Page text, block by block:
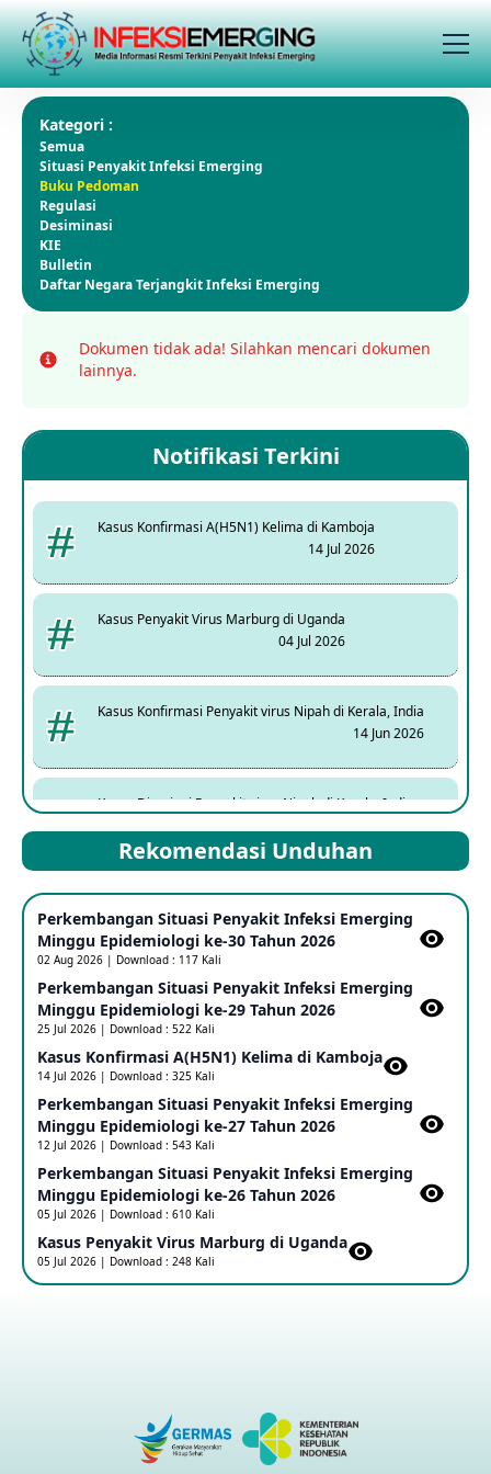
Kategori :
Semua
Situasi Penyakit Infeksi Emerging
Buku Pedoman
Regulasi
Desiminasi
KIE
Bulletin
Daftar Negara Terjangkit Infeksi Emerging
Info
Dokumen tidak ada! Silahkan mencari dokumen
lainnya.
Notifikasi Terkini
Kasus Konfirmasi A(H5N1) Kelima di Kamboja
14 Jul 2026
Kasus Penyakit Virus Marburg di Uganda
04 Jul 2026
Kasus Konfirmasi Penyakit virus Nipah di Kerala, India
14 Jun 2026
Kasus Dicurigai Penyakit virus Nipah di Kerala, India
Mpox Clade 1b di Taiwan
25 May 2026
Update Informasi PHEIC Penyakit Ebola
23 May 2026
Penetapan Outbreak Penyakit Ebola di RD Kongo dan
Uganda Sebagai PHEIC
17 May 2026
Outbreak Penyakti Ebola di RD Kongo
16 May 2026
Kasus Konfirmasi A(H5NN6) di Cina
Penyakit virus Hanta di Kapal Pesiar Keberangkatan
Rekomendasi Unduhan
Perkembangan Situasi Penyakit Infeksi Emerging
Minggu Epidemiologi ke-30 Tahun 2026
02 Aug 2026 | Download : 117 Kali
Perkembangan Situasi Penyakit Infeksi Emerging
Minggu Epidemiologi ke-29 Tahun 2026
25 Jul 2026 | Download : 522 Kali
Kasus Konfirmasi A(H5N1) Kelima di Kamboja​
14 Jul 2026 | Download : 325 Kali
Perkembangan Situasi Penyakit Infeksi Emerging
Minggu Epidemiologi ke-27 Tahun 2026
12 Jul 2026 | Download : 543 Kali
Perkembangan Situasi Penyakit Infeksi Emerging
Minggu Epidemiologi ke-26 Tahun 2026
05 Jul 2026 | Download : 610 Kali
Kasus Penyakit Virus Marburg di Uganda
05 Jul 2026 | Download : 248 Kali